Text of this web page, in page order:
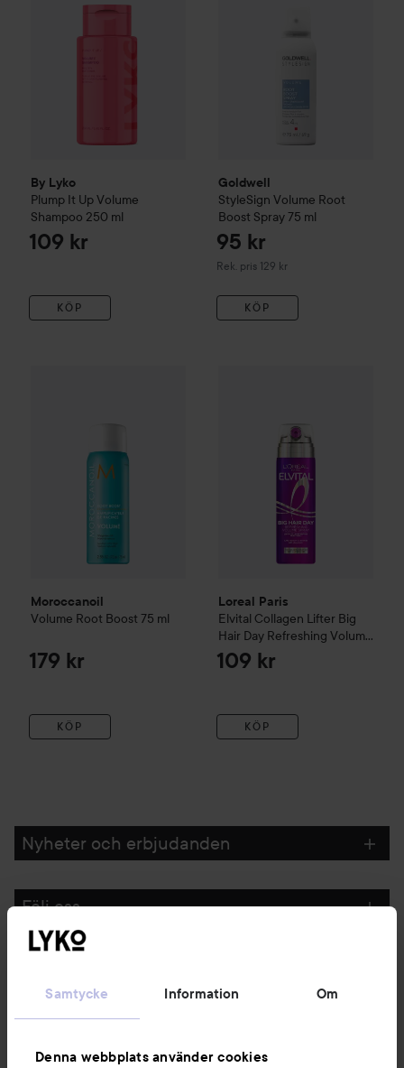
Samtycke Information Om
Denna webbplats använder cookies
By Lyko
Plump It UpVolume
Shampoo 250 ml
109 kr
KÖP
Goldwell
StyleSign Volume Root
Boost Spray75 ml
95 kr
Rek. pris 129 kr
Rekommenderat pris 129 kr
KÖP
Moroccanoil
Volume Root Boost 75 ml
179 kr
KÖP
Loreal Paris
Elvital Collagen Lifter Big
Hair Day Refreshing Volume
Spray 200 ml
109 kr
KÖP
Nyheter och erbjudanden
Följ oss